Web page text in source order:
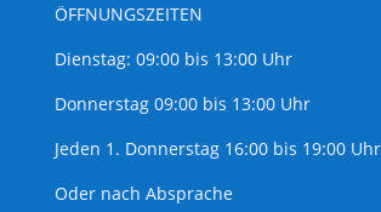
ÖFFNUNGSZEITEN
Dienstag: 09:00 bis 13:00 Uhr
Donnerstag 09:00 bis 13:00 Uhr
Jeden 1. Donnerstag 16:00 bis 19:00 Uhr
Oder nach Absprache